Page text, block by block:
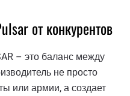
от конкурентов
– это баланс между
не просто
или армии, а создает